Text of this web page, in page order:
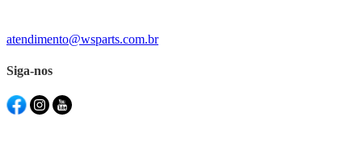
atendimento@wsparts.com.br
Siga-nos